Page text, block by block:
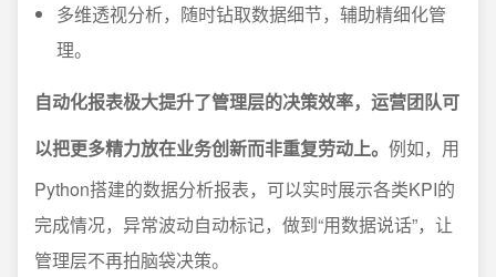
多维透视分析，随时钻取数据细节，辅助精细化管
理。
自动化报表极大提升了管理层的决策效率，运营团队可
以把更多精力放在业务创新而非重复劳动上。 例如，用
Python搭建的数据分析报表，可以实时展示各类KPI的
完成情况，异常波动自动标记，做到“用数据说话”，让
管理层不再拍脑袋决策。